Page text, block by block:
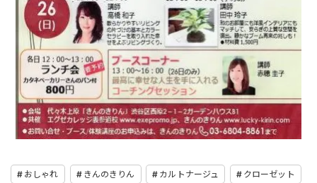
おしゃれ きんのきりん カルトナージュ クローゼット